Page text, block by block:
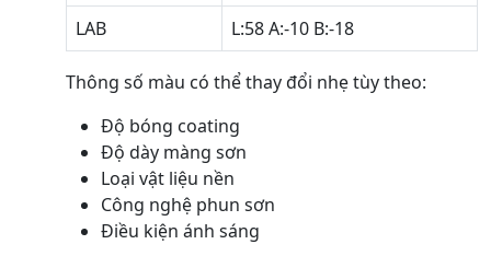
LAB
L:58 A:-10 B:-18
Thông số màu có thể thay đổi nhẹ tùy theo:
Độ bóng coating
Độ dày màng sơn
Loại vật liệu nền
Công nghệ phun sơn
Điều kiện ánh sáng